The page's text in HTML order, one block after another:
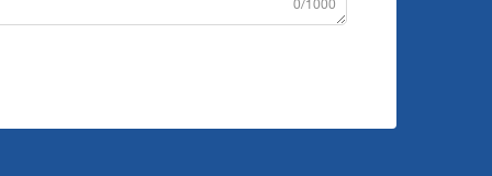
0/1000